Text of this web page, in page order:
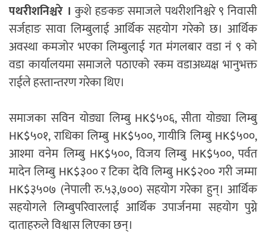
पथरीशनिश्चरे । कुशे हङकङ समाजले पथरीशनिश्चरे ९ निवासी
सर्जहाङ सावा लिम्बुलाई आर्थिक सहयोग गरेको छ। आर्थिक
अवस्था कमजोर भएका लिम्बुलाई गत मंगलबार वडा नं ९ को
वडा कार्यालयमा समाजले पठाएको रकम वडाअध्यक्ष भानुभक्त
राईले हस्तान्तरण गरेका थिए।
समाजका सविन योङ्या लिम्बु HK$५०६, सीता योङ्या लिम्बु
HK$५०१, राधिका लिम्बु HK$५००, गायीत्रि लिम्बु HK$५००,
आश्मा वनेम लिम्बु HK$५००, विजय लिम्बु HK$५००, पर्वत
मादेन लिम्बु HK$३०० र टिका देवि लिम्बु HK$२०० गरी जम्मा
HK$३५०७ (नेपाली रु.५३,७००) सहयोग गरेका हुन्। आर्थिक
सहयोगले लिम्बुपरिवारलाई आर्थिक उपार्जनमा सहयोग पुग्ने
दाताहरुले विश्वास लिएका छन्।